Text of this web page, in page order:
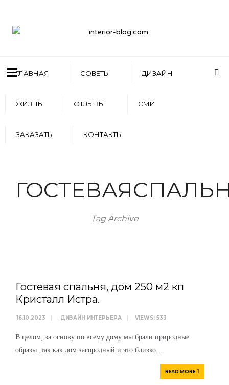
ГЛАВНАЯ СОВЕТЫ ДИЗАЙН
ЖИЗНЬ ОТЗЫВЫ СМИ
ЗАКАЗАТЬ КОНТАКТЫ
Tag Archive
Гостевая спальня, дом 250 м2 кп
Кристалл Истра.
16.10.2023 | ДИЗАЙН ИНТЕРЬЕРА | VIEWS: 533
В целом, за основу по всему дому мы брали природные
образы, так как дом загородный и это близко...
READ MORE